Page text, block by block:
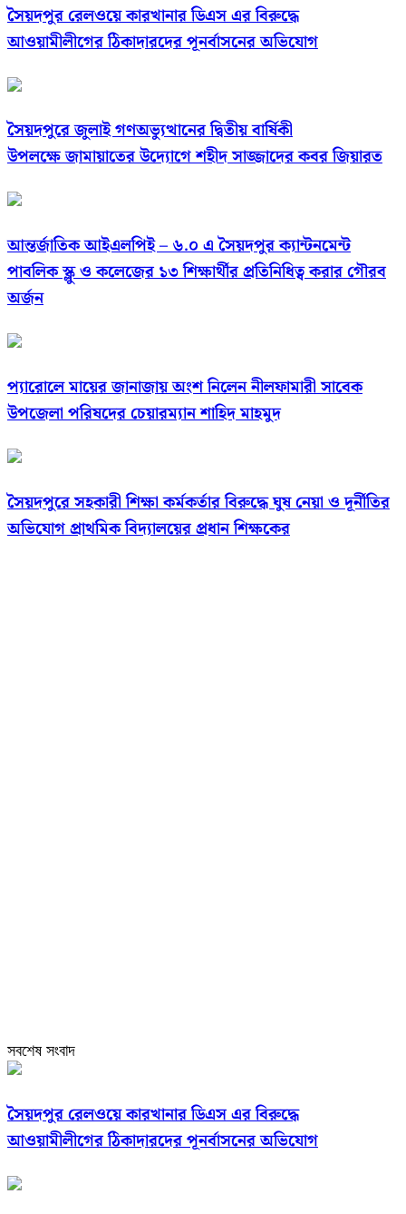
সৈয়দপুর রেলওয়ে কারখানার ডিএস এর বিরুদ্ধে
আওয়ামীলীগের ঠিকাদারদের পূনর্বাসনের অভিযোগ
সৈয়দপুরে জুলাই গণঅভ্যুত্থানের দ্বিতীয় বার্ষিকী
উপলক্ষে জামায়াতের উদ্যোগে শহীদ সাজ্জাদের কবর জিয়ারত
আন্তর্জাতিক আইএলপিই – ৬.০ এ সৈয়দপুর ক্যান্টনমেন্ট
পাবলিক স্ক্লু ও কলেজের ১৩ শিক্ষার্থীর প্রতিনিধিত্ব করার গৌরব
অর্জন
প্যারোলে মায়ের জানাজায় অংশ নিলেন নীলফামারী সাবেক
উপজেলা পরিষদের চেয়ারম্যান শাহিদ মাহমুদ
সৈয়দপুরে সহকারী শিক্ষা কর্মকর্তার বিরুদ্ধে ঘুষ নেয়া ও দূর্নীতির
অভিযোগ প্রাথমিক বিদ্যালয়ের প্রধান শিক্ষকের
সবশেষ সংবাদ
সৈয়দপুর রেলওয়ে কারখানার ডিএস এর বিরুদ্ধে
আওয়ামীলীগের ঠিকাদারদের পূনর্বাসনের অভিযোগ